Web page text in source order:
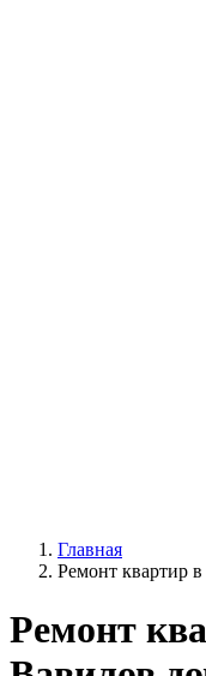
Главная
Ремонт квартир
Ремонт